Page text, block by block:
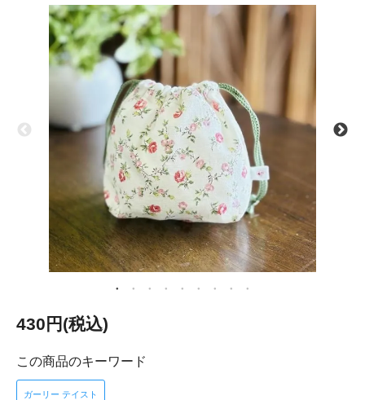
430円(税込)
この商品のキーワード
ガーリー テイスト